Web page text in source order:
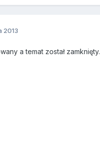
2013
a temat został zamknięty.